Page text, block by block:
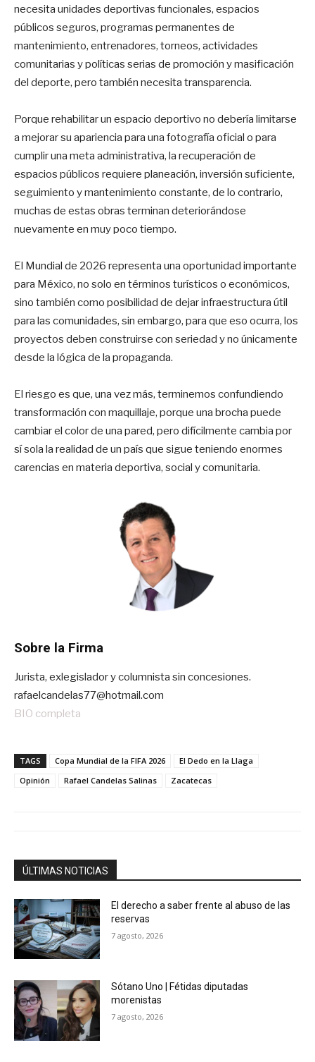
necesita unidades deportivas funcionales, espacios
públicos seguros, programas permanentes de
mantenimiento, entrenadores, torneos, actividades
comunitarias y políticas serias de promoción y masificación
del deporte, pero también necesita transparencia.
Porque rehabilitar un espacio deportivo no debería limitarse
a mejorar su apariencia para una fotografía oficial o para
cumplir una meta administrativa, la recuperación de
espacios públicos requiere planeación, inversión suficiente,
seguimiento y mantenimiento constante, de lo contrario,
muchas de estas obras terminan deteriorándose
nuevamente en muy poco tiempo.
El Mundial de 2026 representa una oportunidad importante
para México, no solo en términos turísticos o económicos,
sino también como posibilidad de dejar infraestructura útil
para las comunidades, sin embargo, para que eso ocurra, los
proyectos deben construirse con seriedad y no únicamente
desde la lógica de la propaganda.
El riesgo es que, una vez más, terminemos confundiendo
transformación con maquillaje, porque una brocha puede
cambiar el color de una pared, pero difícilmente cambia por
sí sola la realidad de un país que sigue teniendo enormes
carencias en materia deportiva, social y comunitaria.
Sobre la Firma
Jurista, exlegislador y columnista sin concesiones.
rafaelcandelas77@hotmail.com
BIO completa
TAGS Copa Mundial de la FIFA 2026
El Dedo en la Llaga
Opinión
Rafael Candelas Salinas Zacatecas
ÚLTIMAS NOTICIAS
El derecho a saber frente al abuso de las
reservas
7 agosto, 2026
Sótano Uno | Fétidas diputadas
morenistas
7 agosto, 2026